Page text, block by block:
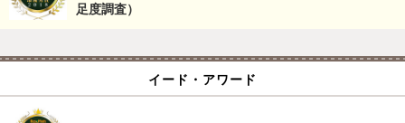
足度調査）
イード・アワード